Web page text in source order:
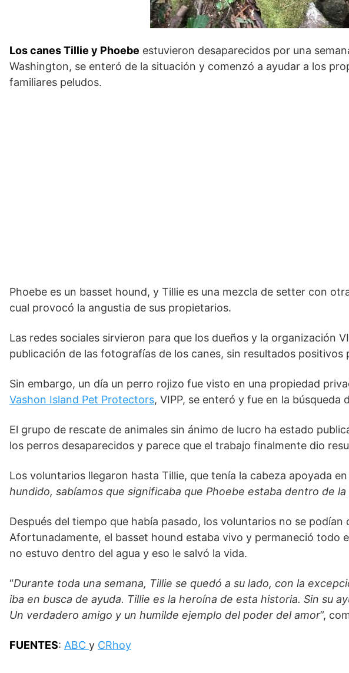
Los canes Tillie y Phoebe estuvieron desaparecidos por una
Washington, se enteró de la situación y comenzó a ayudar a los
familiares peludos.
Phoebe es un basset hound, y Tillie es una mezcla de setter con
cual provocó la angustia de sus propietarios.
Las redes sociales sirvieron para que los dueños y la organización
publicación de las fotografías de los canes, sin resultados positivos
Sin embargo, un día un perro rojizo fue visto en una propiedad
Vashon Island Pet Protectors, VIPP, se enteró y fue en la búsqueda
El grupo de rescate de animales sin ánimo de lucro ha estado
los perros desaparecidos y parece que el trabajo finalmente dio
Los voluntarios llegaron hasta Tillie, que tenía la cabeza apoyada
hundido, sabíamos que significaba que Phoebe estaba dentro de la
Después del tiempo que había pasado, los voluntarios no se podían
Afortunadamente, el basset hound estaba vivo y permaneció todo
no estuvo dentro del agua y eso le salvó la vida.
“Durante toda una semana, Tillie se quedó a su lado, con la
iba en busca de ayuda. Tillie es la heroína de esta historia. Sin su
Un verdadero amigo y un humilde ejemplo del poder del amor”,
FUENTES: ABC y CRhoy